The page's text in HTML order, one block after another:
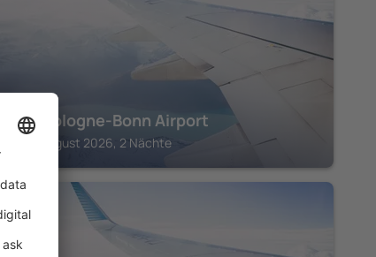
Moxy Cologne-Bonn Airport
Köln, 14 August 2026, 2 Nächte
TROISDORF